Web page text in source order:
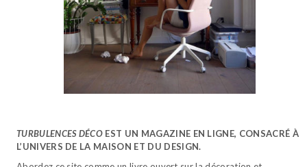
TURBULENCES DÉCO EST UN MAGAZINE EN LIGNE, CONSACRÉ À
L’UNIVERS DE LA MAISON ET DU DESIGN.